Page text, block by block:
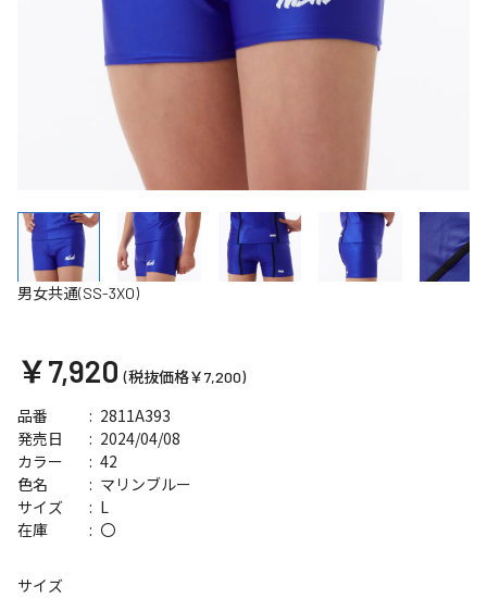
男女共通(SS-3XO)
￥7,920 (税抜価格￥7,200)
品番 2811A393
発売日 2024/04/08
サイズ L
カラー 42
在庫 〇
色名 マリンブルー
サイズ